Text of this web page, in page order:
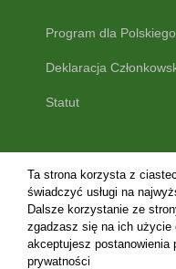
Program dla
Deklaracja
Statut
Copyright 2019
383285879, NIP:
Ta strona korzysta z
świadczyć usługi na
Dalsze korzystanie ze
zgadzasz się na ich użycie
akceptujesz postanowienia
prywatności